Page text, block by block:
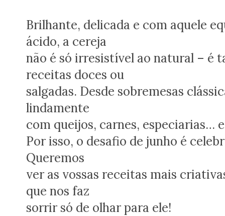
Brilhante, delicada e com aquele
ácido, a cereja
não é só irresistível ao natural – é
receitas doces ou
salgadas. Desde sobremesas
lindamente
com queijos, carnes, especiarias…
Por isso, o desafio de junho é
Queremos
ver as vossas receitas mais
que nos faz
sorrir só de olhar para ele!